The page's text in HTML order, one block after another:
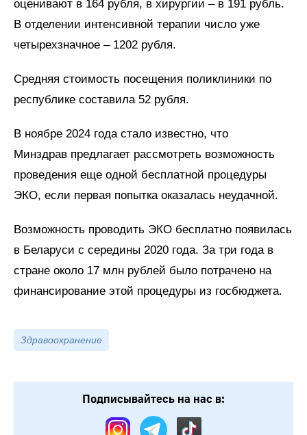
оценивают в 164 рубля, в хирургии – в 191 рубль.
В отделении интенсивной терапии число уже
четырехзначное – 1202 рубля.
Средняя стоимость посещения поликлиники по
республике составила 52 рубля.
В ноябре 2024 года стало известно, что
Минздрав предлагает рассмотреть возможность
проведения еще одной бесплатной процедуры
ЭКО, если первая попытка оказалась неудачной.
Возможность проводить ЭКО бесплатно появилась
в Беларуси с середины 2020 года. За три года в
стране около 17 млн рублей было потрачено на
финансирование этой процедуры из госбюджета.
Здравоохранение
Подписывайтесь на нас в: